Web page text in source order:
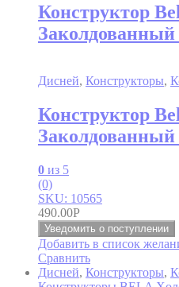
Конструктор
Дисней, Конструкторы,
Конструктор
0 из 5
(0)
SKU: 10565
490.00Р
Уведомить о поступлении
Добавить в список
Сравнить
Дисней, Конструкторы,